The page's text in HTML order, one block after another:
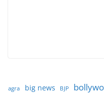
agra big news BJP